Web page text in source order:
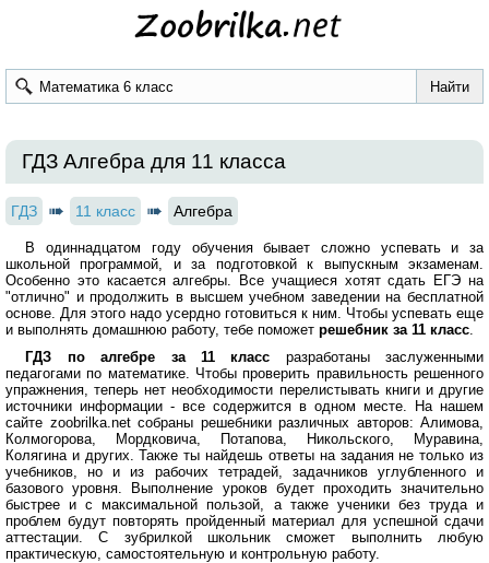
ГДЗ Алгебра для 11 класса
ГДЗ 11 класс Алгебра
В одиннадцатом году обучения бывает сложно успевать и за
школьной программой, и за подготовкой к выпускным экзаменам.
Особенно это касается алгебры. Все учащиеся хотят сдать ЕГЭ на
"отлично" и продолжить в высшем учебном заведении на бесплатной
основе. Для этого надо усердно готовиться к ним. Чтобы успевать еще
и выполнять домашнюю работу, тебе поможет решебник за 11 класс.
ГДЗ по алгебре за 11 класс разработаны заслуженными
педагогами по математике. Чтобы проверить правильность решенного
упражнения, теперь нет необходимости перелистывать книги и другие
источники информации - все содержится в одном месте. На нашем
сайте zoobrilka.net собраны решебники различных авторов: Алимова,
Колмогорова, Мордковича, Потапова, Никольского, Муравина,
Колягина и других. Также ты найдешь ответы на задания не только из
учебников, но и из рабочих тетрадей, задачников углубленного и
базового уровня. Выполнение уроков будет проходить значительно
быстрее и с максимальной пользой, а также ученики без труда и
проблем будут повторять пройденный материал для успешной сдачи
аттестации. С зубрилкой школьник сможет выполнить любую
практическую, самостоятельную и контрольную работу.